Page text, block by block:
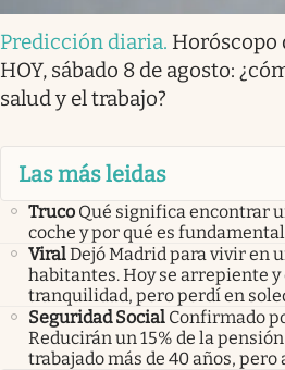
Predicción diaria. Horóscopo
HOY, sábado 8 de agosto:
salud y el trabajo?
Las más leidas
Truco Qué significa encontrar
coche y por qué es
ViralDejó Madrid para vivir en
habitantes. Hoy se arrepiente y
tranquilidad, pero perdí en
Seguridad Social Confirmado
Reducirán un 15% de la
trabajado más de 40 años,